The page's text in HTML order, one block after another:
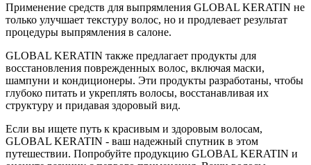
Применение средств для выпрямления GLOBAL KERATIN не
только улучшает текстуру волос, но и продлевает результат
процедуры выпрямления в салоне.
GLOBAL KERATIN также предлагает продукты для
восстановления поврежденных волос, включая маски,
шампуни и кондиционеры. Эти продукты разработаны, чтобы
глубоко питать и укреплять волосы, восстанавливая их
структуру и придавая здоровый вид.
Если вы ищете путь к красивым и здоровым волосам,
GLOBAL KERATIN - ваш надежный спутник в этом
путешествии. Попробуйте продукцию GLOBAL KERATIN и